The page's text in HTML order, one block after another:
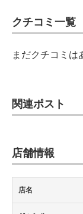
電子設計の基本
ちょっと気にな
クチコミ一覧
まだクチコミは
関連ポスト
店舗情報
店名